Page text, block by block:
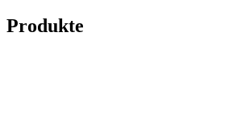
Produkte